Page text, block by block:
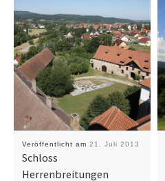
Veröffentlicht am 21. Juli 2013
Schloss
Herrenbreitungen